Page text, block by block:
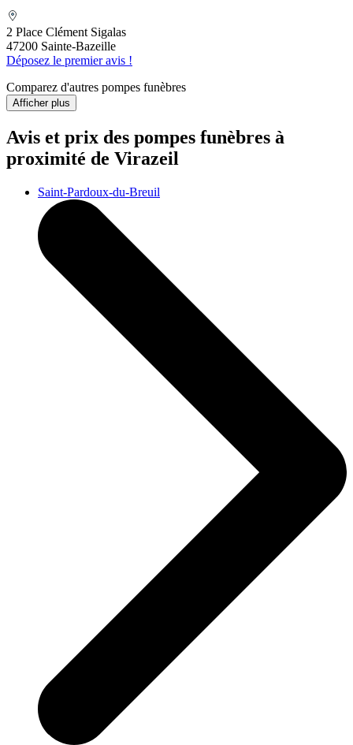
2 Place Clément Sigalas
47200 Sainte-Bazeille
Déposez le premier avis !
Comparez d'autres pompes funèbres
Afficher plus
Avis et prix des pompes funèbres à
proximité de Virazeil
Saint-Pardoux-du-Breuil